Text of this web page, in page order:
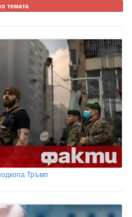
темата
Тръмп